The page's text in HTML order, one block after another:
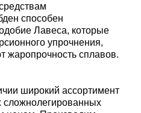
способен
Лавеса, которые
упрочнения,
жаропрочность сплавов.
широкий ассортимент
сложнолегированных